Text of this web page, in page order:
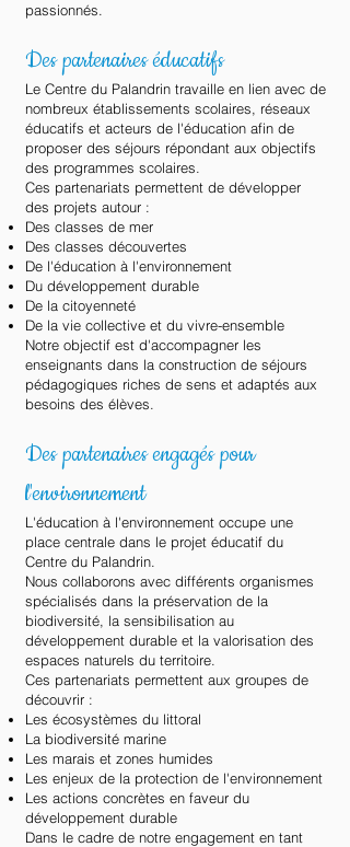
passionnés.
Des partenaires éducatifs
Le Centre du Palandrin travaille en lien avec de
nombreux établissements scolaires, réseaux
éducatifs et acteurs de l'éducation afin de
proposer des séjours répondant aux objectifs
des programmes scolaires.
Ces partenariats permettent de développer
des projets autour :
Des classes de mer
Des classes découvertes
De l'éducation à l'environnement
Du développement durable
De la citoyenneté
De la vie collective et du vivre-ensemble
Notre objectif est d'accompagner les
enseignants dans la construction de séjours
pédagogiques riches de sens et adaptés aux
besoins des élèves.
Des partenaires engagés pour
l'environnement
L'éducation à l'environnement occupe une
place centrale dans le projet éducatif du
Centre du Palandrin.
Nous collaborons avec différents organismes
spécialisés dans la préservation de la
biodiversité, la sensibilisation au
développement durable et la valorisation des
espaces naturels du territoire.
Ces partenariats permettent aux groupes de
découvrir :
Les écosystèmes du littoral
La biodiversité marine
Les marais et zones humides
Les enjeux de la protection de l'environnement
Les actions concrètes en faveur du
développement durable
Dans le cadre de notre engagement en tant